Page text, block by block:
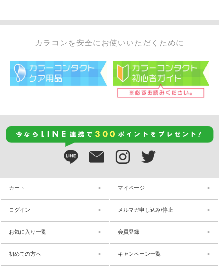
カラコンを安全にお使いいただくために
カート マイページ
ログイン メルマガ申し込み/停止
お気に入り一覧 会員登録
初めての方へ キャンペーン一覧